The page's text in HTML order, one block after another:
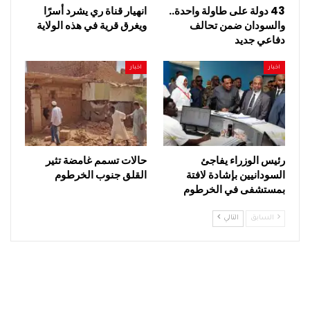
43 دولة على طاولة واحدة..
والسودان ضمن تحالف
دفاعي جديد
انهيار قناة ري يشرد أسرًا
ويغرق قرية في هذه الولاية
اخبار
رئيس الوزراء يفاجئ
السودانيين بإشادة لافتة
بمستشفى في الخرطوم
اخبار
حالات تسمم غامضة تثير
القلق جنوب الخرطوم
السابق التالي